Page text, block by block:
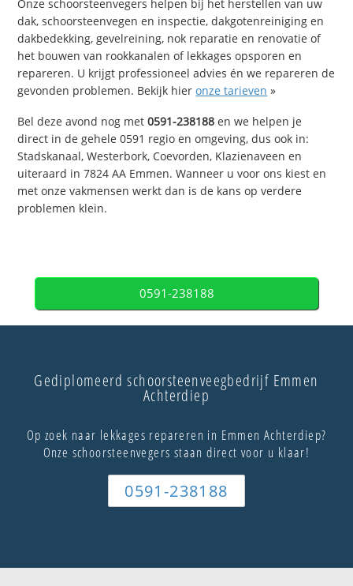
Onze schoorsteenvegers helpen bij het herstellen van uw
dak, schoorsteenvegen en inspectie, dakgotenreiniging en
dakbedekking, gevelreining, nok reparatie en renovatie of
het bouwen van rookkanalen of lekkages opsporen en
repareren. U krijgt professioneel advies én we repareren de
gevonden problemen. Bekijk hieronze tarieven »
Bel deze avond nog met0591-238188 en we helpen je
direct in de gehele 0591 regio en omgeving, dus ook in:
Stadskanaal, Westerbork, Coevorden, Klazienaveen en
uiteraard in 7824 AA Emmen. Wanneer u voor ons kiest en
met onze vakmensen werkt dan is de kans op verdere
problemen klein.
0591-238188
Gediplomeerd schoorsteenveegbedrijf Emmen
Achterdiep
Op zoek naar lekkages repareren in Emmen Achterdiep?
Onze schoorsteenvegers staan direct voor u klaar!
0591-238188